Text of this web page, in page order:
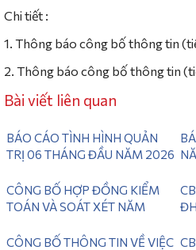
Chi tiết :
1. Thông báo công bố thông tin
2. Thông báo công bố thông tin
Bài viết liên quan
BÁO CÁO TÌNH HÌNH QUẢN
TRỊ 06 THÁNG ĐẦU NĂM 2026
CÔNG BỐ HỢP ĐỒNG KIỂM
TOÁN VÀ SOÁT XÉT NĂM
CÔNG BỐ THÔNG TIN VỀ VIỆC